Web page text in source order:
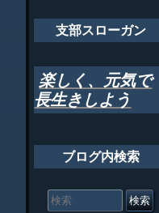
ョ
ン
支部スローガン
楽しく、元気で
長生きしよう
ブログ内検索
索